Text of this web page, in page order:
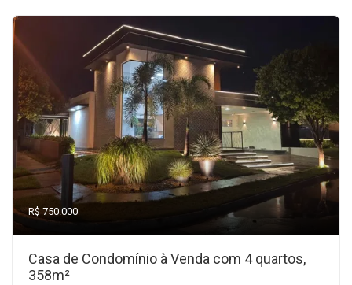
R$ 750.000
Casa de Condomínio à Venda com 4 quartos,
358m²